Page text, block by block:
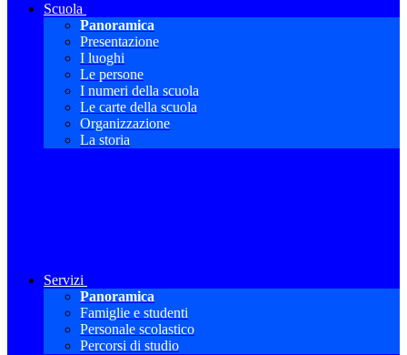
Scuola
Panoramica
Presentazione
I luoghi
Le persone
I numeri della scuola
Le carte della scuola
Organizzazione
La storia
Servizi
Panoramica
Famiglie e studenti
Personale scolastico
Percorsi di studio